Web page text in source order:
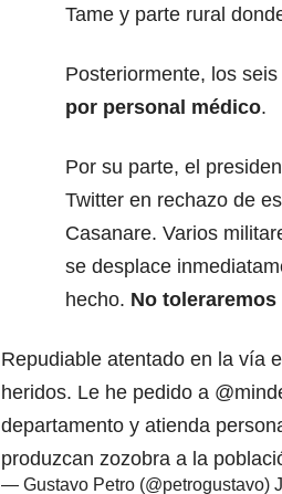
Tame y parte rural
Posteriormente, los
por personal médico.
Por su parte, el
Twitter en rechazo de
Casanare. Varios
se desplace
hecho. No
Repudiable atentado en la vía
heridos. Le he pedido a
departamento y atienda
produzcan zozobra a la
— Gustavo Petro (@petrogustavo)